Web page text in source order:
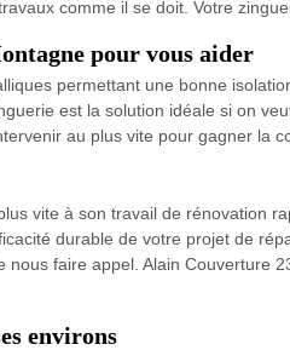
comme il se doit. Votre
pour vous aider
permettant une bonne
est la solution idéale si on
au plus vite pour gagner la
vite à son travail de rénovation
durable de votre projet de
faire appel. Alain Couverture
environs